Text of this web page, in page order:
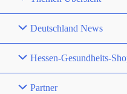
Deutschland News
Hessen-Gesundheits-
Partner